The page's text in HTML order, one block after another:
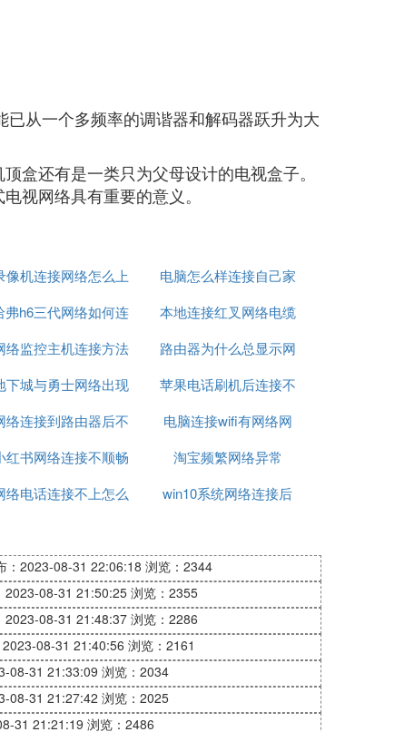
从一个多频率的调谐器和解码器跃升为大
盒还有是一类只为父母设计的电视盒子。
视网络具有重要的意义。
像机连接网络怎么上
网
电脑怎么样连接自己家
的网络
弗h6三代网络如何连
接
本地连接红叉网络电缆
被拔出
络监控主机连接方法
路由器为什么总显示网
络异常
下城与勇士网络出现
异常09
苹果电话刷机后连接不
上网络
络连接到路由器后不
能上网
电脑连接wifi有网络网
页打不开
红书网络连接不顺畅
淘宝频繁网络异常
络电话连接不上怎么
win10系统网络连接后
：2023-08-31 22:06:18 浏览：2344
2023-08-31 21:50:25 浏览：2355
2023-08-31 21:48:37 浏览：2286
08-31 21:40:56 浏览：2161
08-31 21:33:09 浏览：2034
08-31 21:27:42 浏览：2025
31 21:21:19 浏览：2486